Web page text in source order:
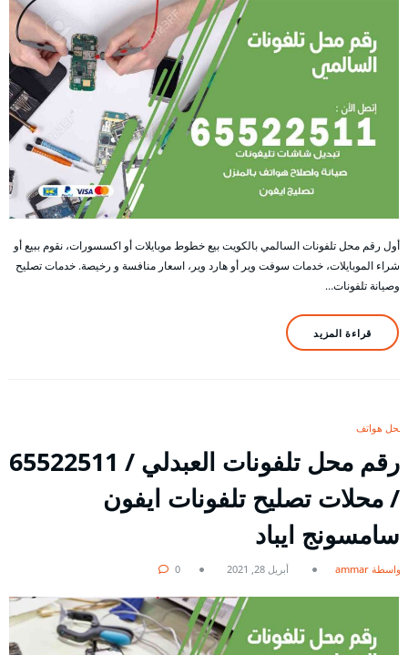
أول رقم محل تلفونات السالمي بالكويت بيع خطوط موبايلات أو اكسسورات، نقوم ببيع أو
شراء الموبايلات، خدمات سوفت وير أو هارد وير، اسعار منافسة و رخيصة. خدمات تصليح
وصيانة تلفونات…
قراءة المزيد
محل هواتف
رقم محل تلفونات العبدلي / 65522511
/ محلات تصليح تلفونات ايفون
سامسونج ايباد
بواسطة ammar أبريل 28, 2021 0